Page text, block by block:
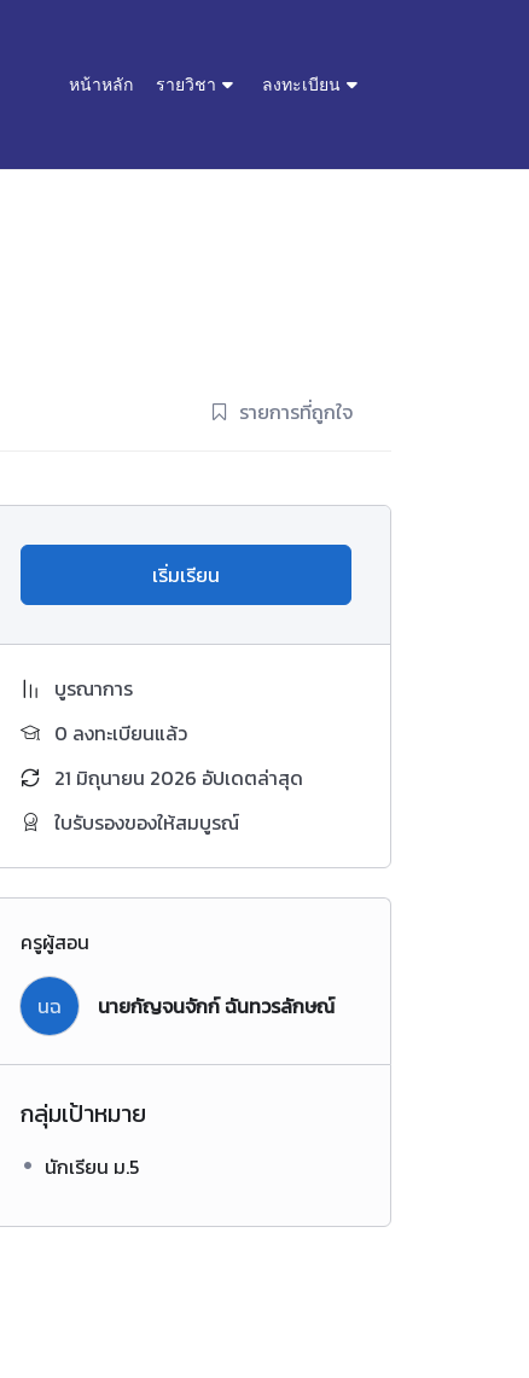
หน้าหลัก รายวิชา ลงทะเบียน
รายการที่ถูกใจ
เริ่มเรียน
บูรณาการ
0 ลงทะเบียนแล้ว
21 มิถุนายน 2026 อัปเดตล่าสุด
ใบรับรองของให้สมบูรณ์
ครูผู้สอน
นฉ นายกัญจนจักก์ ฉันทวรลักษณ์
กลุ่มเป้าหมาย
นักเรียน ม.5